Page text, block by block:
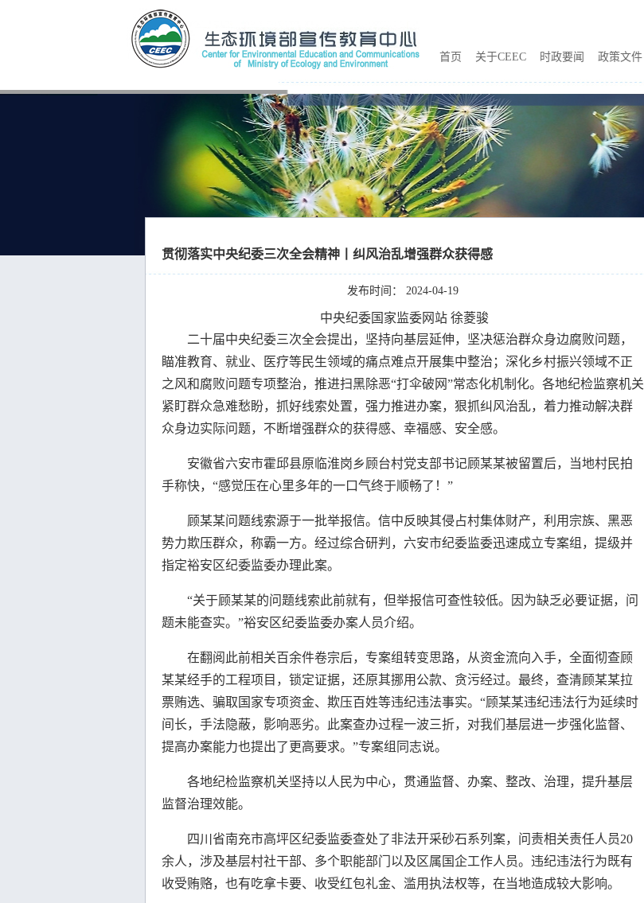
首页 关于CEEC 时政要闻 政策文件
贯彻落实中央纪委三次全会精神丨纠风治乱增强群众获得感
发布时间： 2024-04-19
中央纪委国家监委网站 徐菱骏
二十届中央纪委三次全会提出，坚持向基层延伸，坚决惩治群众身边腐败问题，
瞄准教育、就业、医疗等民生领域的痛点难点开展集中整治；深化乡村振兴领域不正
之风和腐败问题专项整治，推进扫黑除恶“打伞破网”常态化机制化。各地纪检监察机关
紧盯群众急难愁盼，抓好线索处置，强力推进办案，狠抓纠风治乱，着力推动解决群
众身边实际问题，不断增强群众的获得感、幸福感、安全感。
安徽省六安市霍邱县原临淮岗乡顾台村党支部书记顾某某被留置后，当地村民拍
手称快，“感觉压在心里多年的一口气终于顺畅了！”
顾某某问题线索源于一批举报信。信中反映其侵占村集体财产，利用宗族、黑恶
势力欺压群众，称霸一方。经过综合研判，六安市纪委监委迅速成立专案组，提级并
指定裕安区纪委监委办理此案。
“关于顾某某的问题线索此前就有，但举报信可查性较低。因为缺乏必要证据，问
题未能查实。”裕安区纪委监委办案人员介绍。
在翻阅此前相关百余件卷宗后，专案组转变思路，从资金流向入手，全面彻查顾
某某经手的工程项目，锁定证据，还原其挪用公款、贪污经过。最终，查清顾某某拉
票贿选、骗取国家专项资金、欺压百姓等违纪违法事实。“顾某某违纪违法行为延续时
间长，手法隐蔽，影响恶劣。此案查办过程一波三折，对我们基层进一步强化监督、
提高办案能力也提出了更高要求。”专案组同志说。
各地纪检监察机关坚持以人民为中心，贯通监督、办案、整改、治理，提升基层
监督治理效能。
四川省南充市高坪区纪委监委查处了非法开采砂石系列案，问责相关责任人员20
余人，涉及基层村社干部、多个职能部门以及区属国企工作人员。违纪违法行为既有
收受贿赂，也有吃拿卡要、收受红包礼金、滥用执法权等，在当地造成较大影响。